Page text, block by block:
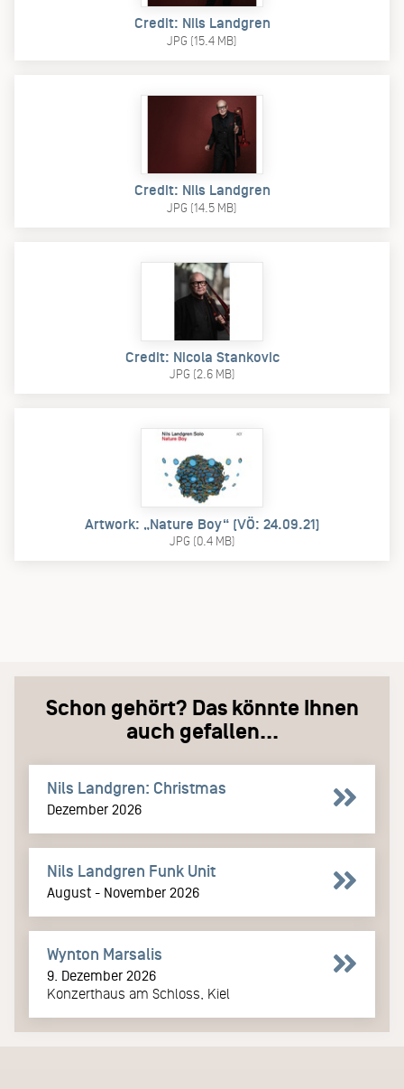
Credit: Nils Landgren
JPG (15.4 MB)
Credit: Nils Landgren
JPG (14.5 MB)
Credit: Nicola Stankovic
JPG (2.6 MB)
Artwork: „Nature Boy“ (VÖ: 24.09.21)
JPG (0.4 MB)
Schon gehört? Das könnte Ihnen
auch gefallen...
Nils Landgren: Christmas
Dezember 2026
Nils Landgren Funk Unit
August - November 2026
Wynton Marsalis
9. Dezember 2026
Konzerthaus am Schloss, Kiel